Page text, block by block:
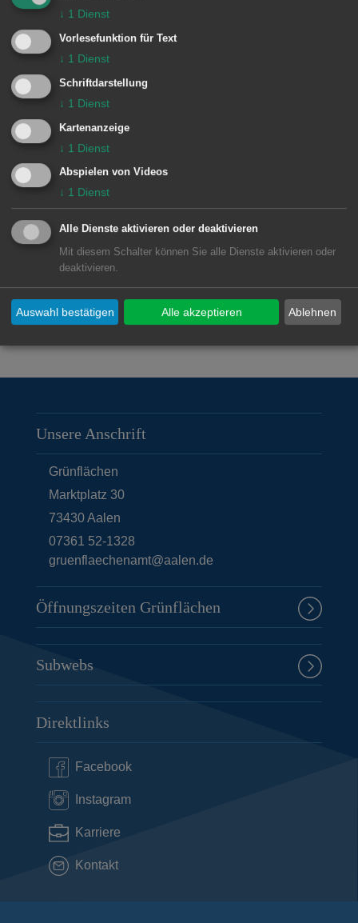
Uhr
Dienstag 8.30 bis 12 Uhr und 14 bis 16
Mittwoch 8.30 bis 12 Uhr
Donnerstag 8.30 bis 12 Uhr und 14 bis
18 Uhr
Freitag 8.30 bis 12 Uhr
sowie nach Vereinbarung
Zuständige Dienststellen
Grünflächen
Unsere Anschrift
Grünflächen
Marktplatz 30
73430Aalen
07361 52-1328
gruenflaechenamt@aalen.de
Öffnungszeiten Grünflächen
Subwebs
Direktlinks
Facebook
Instagram
Karriere
Kontakt
↓ 1 Dienst
Vorlesefunktion für Text
↓ 1 Dienst
Schriftdarstellung
↓ 1 Dienst
Kartenanzeige
↓ 1 Dienst
Abspielen von Videos
↓ 1 Dienst
Alle Dienste aktivieren oder deaktivieren
Mit diesem Schalter können Sie alle Dienste aktivieren oder
deaktivieren.
Ablehnen
Auswahl bestätigen Alle akzeptieren